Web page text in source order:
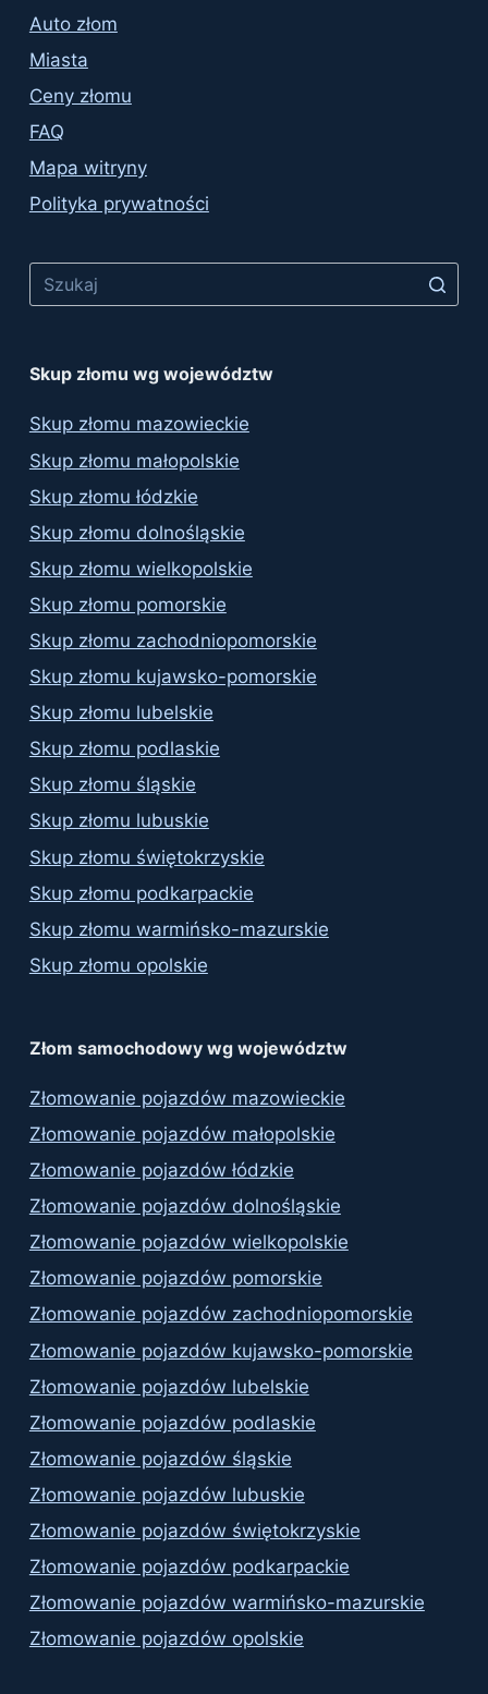
Auto złom
Miasta
Ceny złomu
FAQ
Mapa witryny
Polityka prywatności
Skup złomu wg województw
Skup złomu mazowieckie
Skup złomu małopolskie
Skup złomu łódzkie
Skup złomu dolnośląskie
Skup złomu wielkopolskie
Skup złomu pomorskie
Skup złomu zachodniopomorskie
Skup złomu kujawsko-pomorskie
Skup złomu lubelskie
Skup złomu podlaskie
Skup złomu śląskie
Skup złomu lubuskie
Skup złomu świętokrzyskie
Skup złomu podkarpackie
Skup złomu warmińsko-mazurskie
Skup złomu opolskie
Złom samochodowy wg województw
Złomowanie pojazdów mazowieckie
Złomowanie pojazdów małopolskie
Złomowanie pojazdów łódzkie
Złomowanie pojazdów dolnośląskie
Złomowanie pojazdów wielkopolskie
Złomowanie pojazdów pomorskie
Złomowanie pojazdów zachodniopomorskie
Złomowanie pojazdów kujawsko-pomorskie
Złomowanie pojazdów lubelskie
Złomowanie pojazdów podlaskie
Złomowanie pojazdów śląskie
Złomowanie pojazdów lubuskie
Złomowanie pojazdów świętokrzyskie
Złomowanie pojazdów podkarpackie
Złomowanie pojazdów warmińsko-mazurskie
Złomowanie pojazdów opolskie